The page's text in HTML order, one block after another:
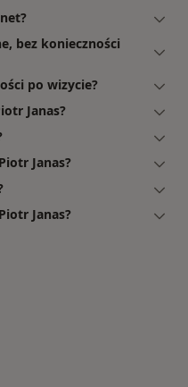
bez konieczności
po wizycie?
Janas?
Janas?
Janas?